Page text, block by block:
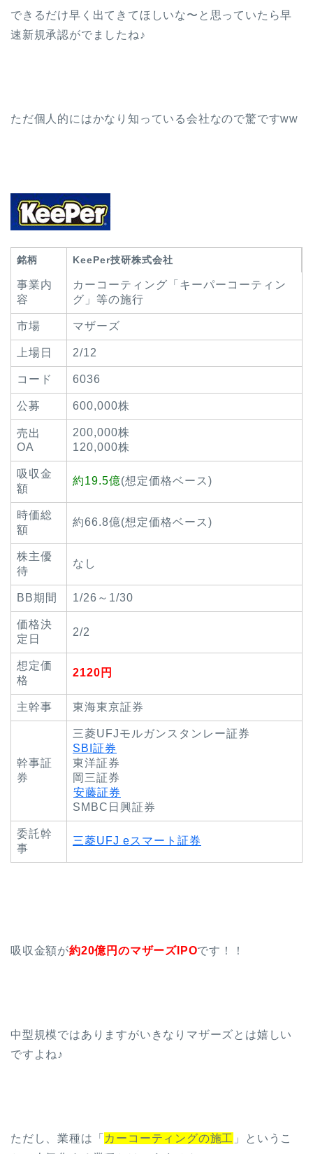
できるだけ早く出てきてほしいな〜と思っていたら早
速新規承認がでましたね♪
ただ個人的にはかなり知っている会社なので驚ですww
銘柄 KeePer技研株式会社
事業内
容
カーコーティング「キーパーコーティン
グ」等の施行
市場 マザーズ
上場日 2/12
コード 6036
公募 600,000株
売出
OA
200,000株
120,000株
吸収金
額
約19.5億(想定価格ベース)
時価総
額
約66.8億(想定価格ベース)
株主優
待
なし
BB期間 1/26～1/30
価格決
定日
2/2
想定価
格
2120円
主幹事 東海東京証券
幹事証
券
三菱UFJモルガンスタンレー証券
SBI証券
東洋証券
岡三証券
安藤証券
SMBC日興証券
委託幹
事
三菱UFJ eスマート証券
吸収金額が約20億円のマザーズIPOです！！
中型規模ではありますがいきなりマザーズとは嬉しい
ですよね♪
ただし、業種は「 カーコーティングの施工 」というこ